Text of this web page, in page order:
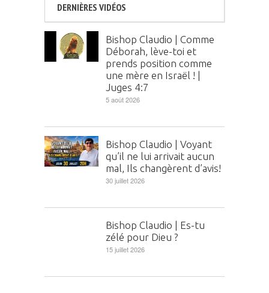
DERNIÈRES VIDÉOS
Bishop Claudio | Comme
Déborah, lève-toi et
prends position comme
une mère en Israël ! |
Juges 4:7
5 août 2026
Bishop Claudio | Voyant
qu’il ne lui arrivait aucun
mal, Ils changèrent d’avis!
30 juillet 2026
Bishop Claudio | Es-tu
zélé pour Dieu ?
15 juillet 2026